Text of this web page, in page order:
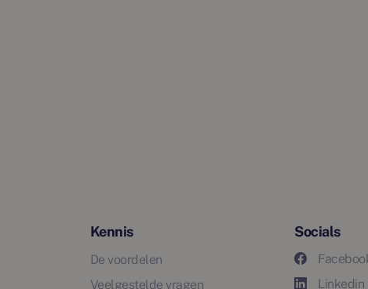
Kennis
De voordelen
Veelgestelde vragen
Socials
Linkedin